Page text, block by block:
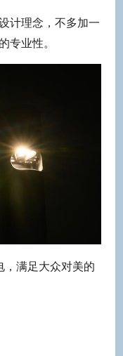
计理念，不多加一
专业性。
满足大众对美的